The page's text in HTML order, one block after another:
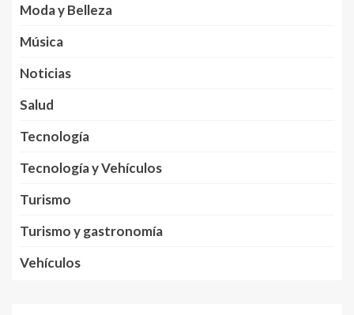
Moda y Belleza
Música
Noticias
Salud
Tecnología
Tecnología y Vehículos
Turismo
Turismo y gastronomía
Vehículos